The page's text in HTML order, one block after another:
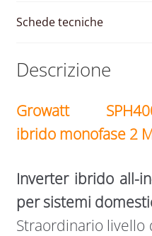
Schede tecniche
Descrizione
Growatt
ibrido monofase 2
Inverter ibrido all-
per sistemi
Straordinario livello